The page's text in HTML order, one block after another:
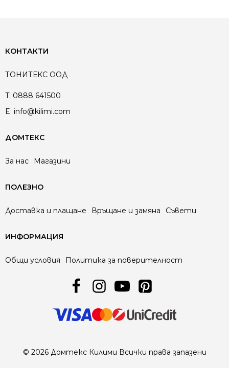
КОНТАКТИ
ТОНИТЕКС ООД
T: 0888 641500
E: info@kilimi.com
ДОМТЕКС
За нас Магазини
ПОЛЕЗНО
Доставка и плащане Връщане и замяна Съвети
ИНФОРМАЦИЯ
Общи условия Политика за поверителност
© 2026 Домтекс Килими Всички права запазени